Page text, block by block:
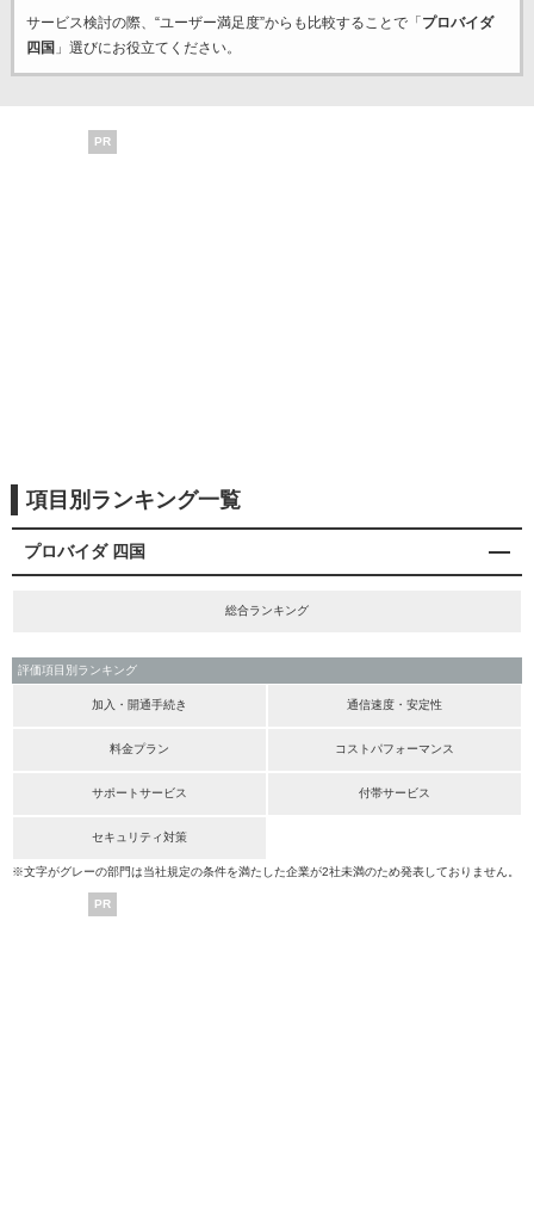
サービス検討の際、“ユーザー満足度”からも比較することで「 プロバイダ
四国 」選びにお役立てください。
PR
項目別ランキング一覧
プロバイダ 四国
総合ランキング
評価項目別ランキング
加入・開通手続き 通信速度・安定性
料金プラン コストパフォーマンス
サポートサービス 付帯サービス
セキュリティ対策
※文字がグレーの部門は当社規定の条件を満たした企業が2社未満のため発表しておりません。
PR